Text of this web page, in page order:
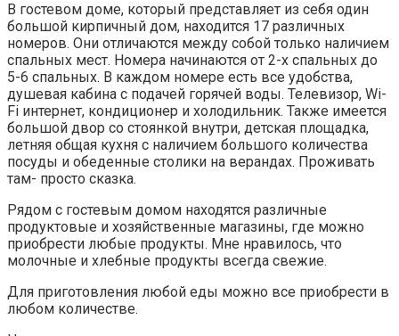
В гостевом доме, который представляет из себя один
большой кирпичный дом, находится 17 различных
номеров. Они отличаются между собой только наличием
спальных мест. Номера начинаются от 2-х спальных до
5-6 спальных. В каждом номере есть все удобства,
душевая кабина с подачей горячей воды. Телевизор, Wi-
Fi интернет, кондиционер и холодильник. Также имеется
большой двор со стоянкой внутри, детская площадка,
летняя общая кухня с наличием большого количества
посуды и обеденные столики на верандах. Проживать
там- просто сказка.
Рядом с гостевым домом находятся различные
продуктовые и хозяйственные магазины, где можно
приобрести любые продукты. Мне нравилось, что
молочные и хлебные продукты всегда свежие.
Для приготовления любой еды можно все приобрести в
любом количестве.